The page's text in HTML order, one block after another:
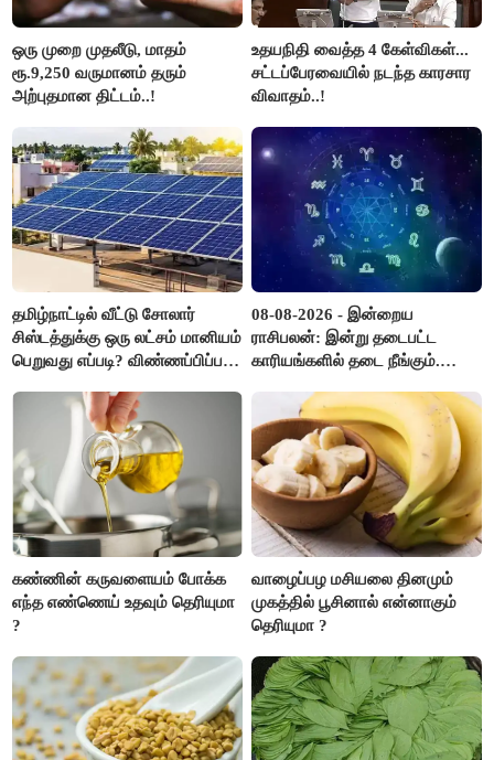
ஒரு முறை முதலீடு, மாதம்
ரூ.9,250 வருமானம் தரும்
அற்புதமான திட்டம்..!
உதயநிதி வைத்த 4 கேள்விகள்...
சட்டப்பேரவையில் நடந்த காரசார
விவாதம்..!
தமிழ்நாட்டில் வீட்டு சோலார்
சிஸ்டத்துக்கு ஒரு லட்சம் மானியம்
பெறுவது எப்படி? விண்ணப்பிப்பது
08-08-2026 - இன்றைய
ராசிபலன்: இன்று தடைபட்ட
காரியங்களில் தடை நீங்கும்.
இருக்கும். ஆன்மீக எண்ணம்
அதிகரிக்கும்..!
கண்ணின் கருவளையம் போக்க
எந்த எண்ணெய் உதவும் தெரியுமா
?
வாழைப்பழ மசியலை தினமும்
முகத்தில் பூசினால் என்னாகும்
தெரியுமா ?